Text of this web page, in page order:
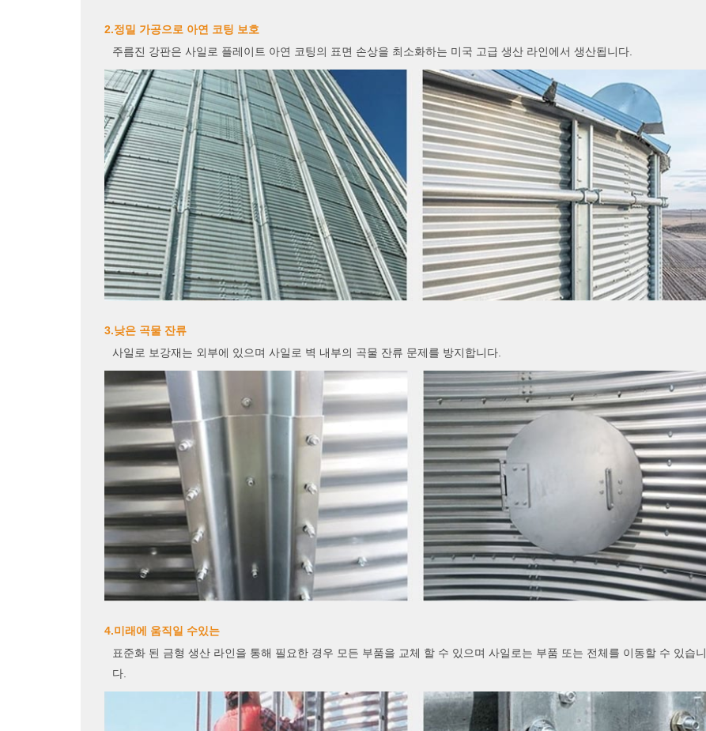
2.정밀 가공으로 아연 코팅 보호
주름진 강판은 사일로 플레이트 아연 코팅의 표면 손상을 최소화하는 미국 고급 생산 라인에서 생산됩니다.
3.낮은 곡물 잔류
사일로 보강재는 외부에 있으며 사일로 벽 내부의 곡물 잔류 문제를 방지합니다.
4.미래에 움직일 수있는
표준화 된 금형 생산 라인을 통해 필요한 경우 모든 부품을 교체 할 수 있으며 사일로는 부품 또는 전체를 이동할 수 있습니
다.